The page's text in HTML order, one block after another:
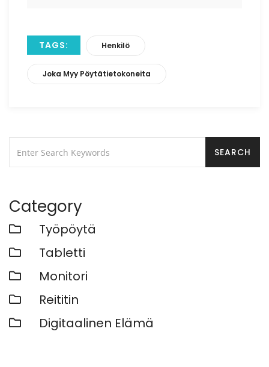
TAGS: Henkilö
Joka Myy Pöytätietokoneita
Category
Työpöytä
Tabletti
Monitori
Reititin
Digitaalinen Elämä